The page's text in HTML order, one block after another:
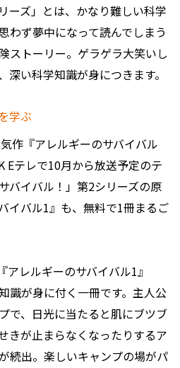
ーズ」とは、かなり難しい科学
わず夢中になって読んでしまう
ストーリー。ゲラゲラ大笑いし
深い科学知識が身につきます。
作『アレルギーのサバイバル
Eテレで10月から放送予定のテ
バイバル！」第2シリーズの原
イバル1』も、無料で1冊まるご
レルギーのサバイバル1』
識が身に付く一冊です。主人公
で、日光に当たると肌にブツブ
きが止まらなくなったりするア
続出。楽しいキャンプの場がパ